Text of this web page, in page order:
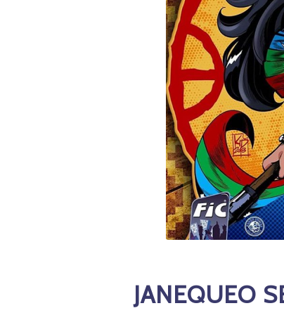
JANEQUEO